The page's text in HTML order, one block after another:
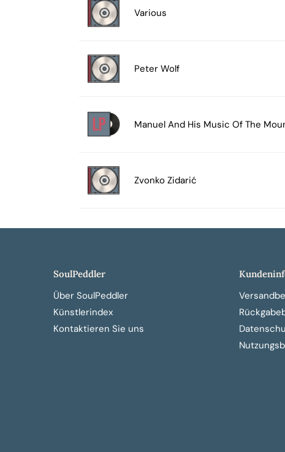
Various
Peter Wolf
Manuel And His Music Of The
Zvonko Zidarić
SoulPeddler
Über SoulPeddler
Künstlerindex
Kontaktieren Sie uns